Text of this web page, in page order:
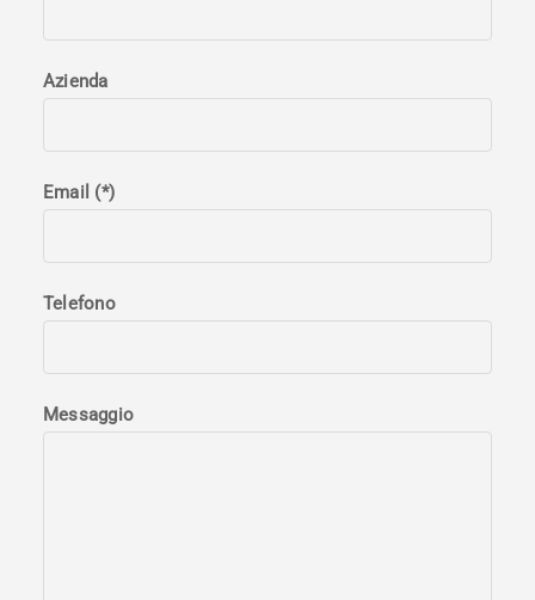
Azienda
Email (*)
Telefono
Messaggio